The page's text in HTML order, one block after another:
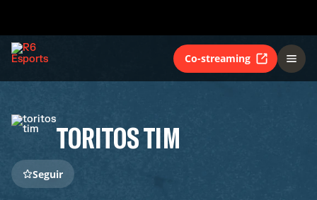
Co-streaming
TORITOS TIM
Seguir